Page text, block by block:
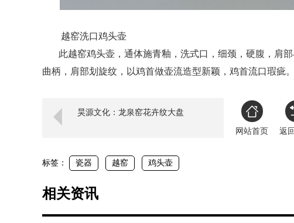
越窑洗口鸡头壶
此越窑鸡头壶，通体施青釉，洗式口，细颈，硬腹，肩部
曲柄，肩部划旋纹，以鸡首做壶流造型新颖，鸡首流口瑕疵。
昊源文化：龙泉窑花卉纹大盘
网站首页 返
标签： 瓷器 越窑 鸡头壶
相关资讯